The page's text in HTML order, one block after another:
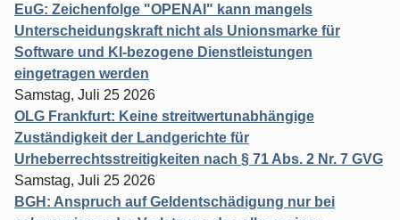
EuG: Zeichenfolge "OPENAI" kann mangels
Unterscheidungskraft nicht als Unionsmarke für
Software und KI-bezogene Dienstleistungen
eingetragen werden
Samstag, Juli 25 2026
OLG Frankfurt: Keine streitwertunabhängige
Zuständigkeit der Landgerichte für
Urheberrechtsstreitigkeiten nach § 71 Abs. 2 Nr. 7 GVG
Samstag, Juli 25 2026
BGH: Anspruch auf Geldentschädigung nur bei